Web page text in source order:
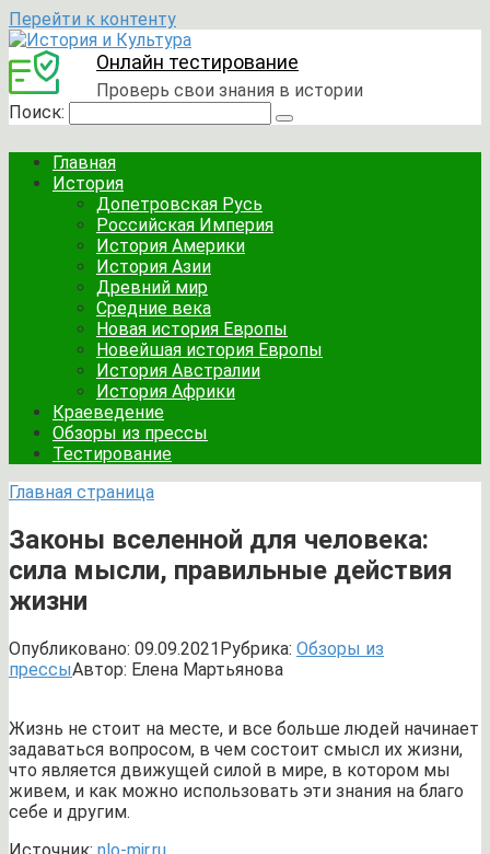
Перейти к контенту
Онлайн тестирование
Проверь свои знания в истории
Поиск:
Главная
История
Допетровская Русь
Российская Империя
История Америки
История Азии
Древний мир
Средние века
Новая история Европы
Новейшая история Европы
История Австралии
История Африки
Краеведение
Обзоры из прессы
Тестирование
Главная страница
Законы вселенной для человека:
сила мысли, правильные действия
жизни
Опубликовано: 09.09.2021Рубрика: Обзоры из
прессыАвтор: Елена Мартьянова
Жизнь не стоит на месте, и все больше людей начинает
задаваться вопросом, в чем состоит смысл их жизни,
что является движущей силой в мире, в котором мы
живем, и как можно использовать эти знания на благо
себе и другим.